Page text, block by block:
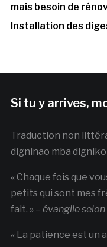
mais besoin de
Installation des
Si tu y arrives,
Traduction non
digninao mba digniko
« Chaque fois que
petits qui sont mes
fait. » – évangile
« La patience est un